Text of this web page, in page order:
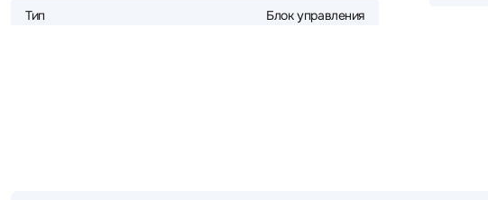
Тип Блок управления